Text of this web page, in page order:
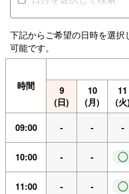
下記からご希望の日時を選
可能です。
時間
9
(日)
10
(月)
11
(火
09:00 - - -
10:00 - - ◯
11:00 - - ◯